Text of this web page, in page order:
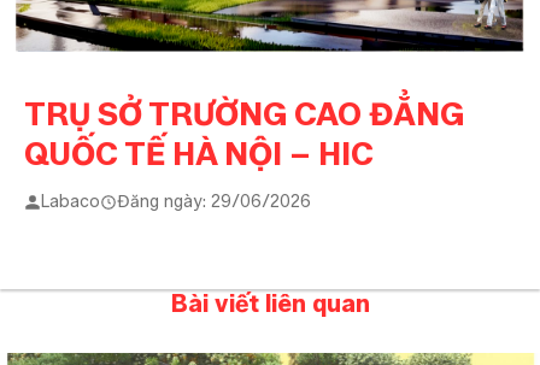
TRỤ SỞ TRƯỜNG CAO ĐẲNG
QUỐC TẾ HÀ NỘI – HIC
Labaco Đăng ngày: 29/06/2026
Bài viết liên quan